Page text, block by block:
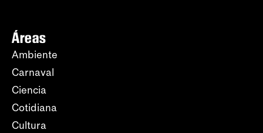
Áreas
Ambiente
Carnaval
Ciencia
Cotidiana
Cultura